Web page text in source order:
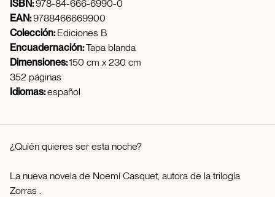
ISBN:978-84-666-6990-0
EAN:9788466669900
Colección:Ediciones B
Encuadernación:Tapa blanda
Dimensiones:150 cm x 230 cm
352 páginas
Idiomas:español
¿Quién quieres ser esta noche?
La nueva novela de Noemí Casquet, autora de la trilogía
Zorras .